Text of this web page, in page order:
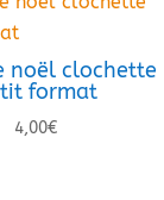
noël clochette
format
4,00€